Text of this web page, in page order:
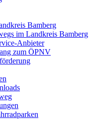
Bamberg
im Landkreis Bamberg
Anbieter
zum ÖPNV